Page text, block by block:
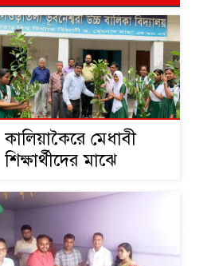
কালিয়াকৈরে মেধাবী
শিক্ষার্থীদের মাঝে
বিতরণ